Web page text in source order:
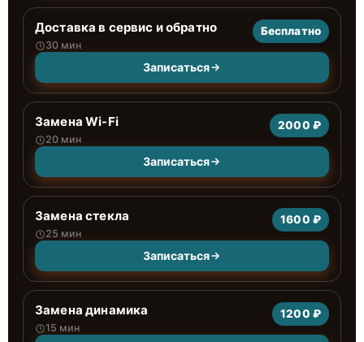
Доставка в сервис и обратно
30 мин
Бесплатно
Записаться
Замена Wi-Fi
20 мин
2000 ₽
Записаться
Замена стекла
25 мин
1600 ₽
Записаться
Замена динамика
15 мин
1200 ₽